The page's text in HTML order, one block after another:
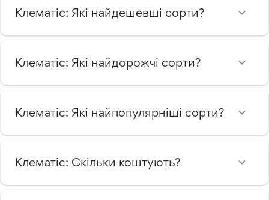
Клематіс: Які найдешевші сорти?
Клематіс: Які найдорожчі сорти?
Клематіс: Які найпопулярніші сорти?
Клематіс: Скільки коштують?